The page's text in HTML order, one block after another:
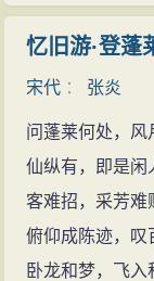
忆旧游·登蓬
宋代 ： 张炎
问蓬莱何处，风
仙纵有，即是闲
客难招，采芳难
俯仰成陈迹，叹
卧龙和梦，飞